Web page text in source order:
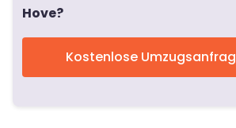
Hove?
Kostenlose